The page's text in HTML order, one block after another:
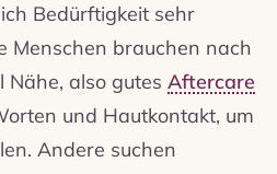
Bedürftigkeit sehr
Menschen brauchen nach
Nähe, also gutes Aftercare
und Hautkontakt, um
Andere suchen